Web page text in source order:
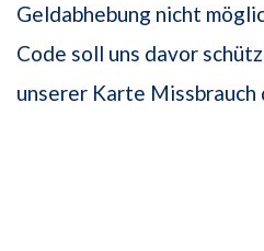
Geldabhebung nicht
Code soll uns davor
unserer Karte